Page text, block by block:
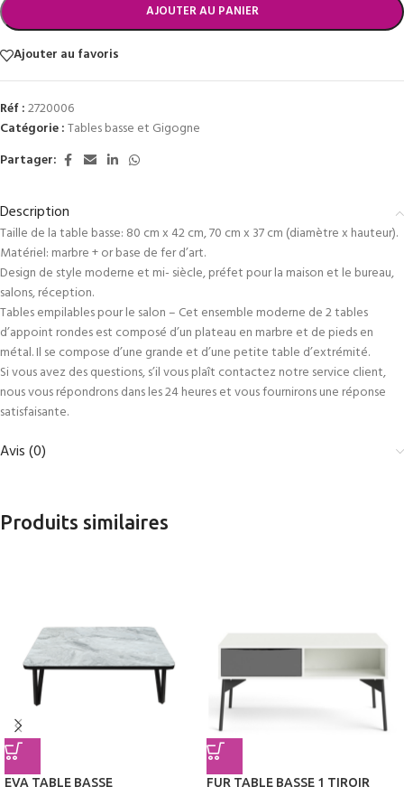
AJOUTER AU PANIER
Ajouter au favoris
Réf :2720006
Catégorie :Tables basse et Gigogne
Partager:
Description
Taille de la table basse: 80 cm x 42 cm, 70 cm x 37 cm (diamètre x hauteur).
Matériel: marbre + or base de fer d’art.
Design de style moderne et mi- siècle, préfet pour la maison et le bureau,
salons, réception.
Tables empilables pour le salon – Cet ensemble moderne de 2 tables
d’appoint rondes est composé d’un plateau en marbre et de pieds en
métal. Il se compose d’une grande et d’une petite table d’extrémité.
Si vous avez des questions, s’il vous plaît contactez notre service client,
nous vous répondrons dans les 24 heures et vous fournirons une réponse
satisfaisante.
Avis (0)
Produits similaires
EVA TABLE BASSE
FUR TABLE BASSE 1 TIROIR